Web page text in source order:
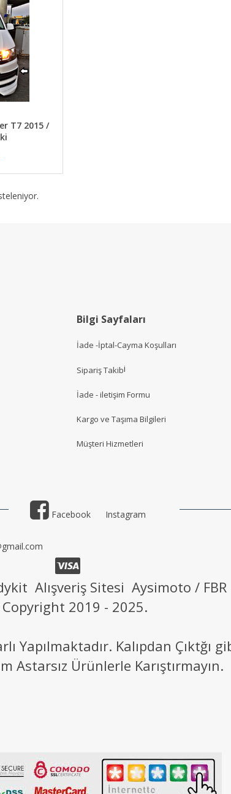
T7 2015 /
Bilgi Sayfaları
İade -İptal-Cayma Koşulları
Sipariş Takibi
İade - iletişim Formu
Kargo ve Taşıma Bilgileri
Müşteri Hizmetleri
Facebook Instagram
Alışveriş Sitesi Aysimoto / FBR
2019 - 2025.
Yapılmaktadır. Kalıpdan Çıktğı
Astarsız Ürünlerle Karıştırmayın.